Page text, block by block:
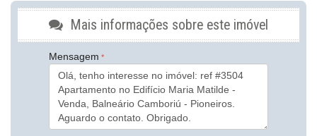
Decorado
Móveis Planejados
Área de Serviço
Sacada com Churrasqueira
Sala de Estar
Sala de Jantar
Banheiro Social
Características do Empreendimento
Salão de Festas
Mais informações sobre este imóvel
Mensagem